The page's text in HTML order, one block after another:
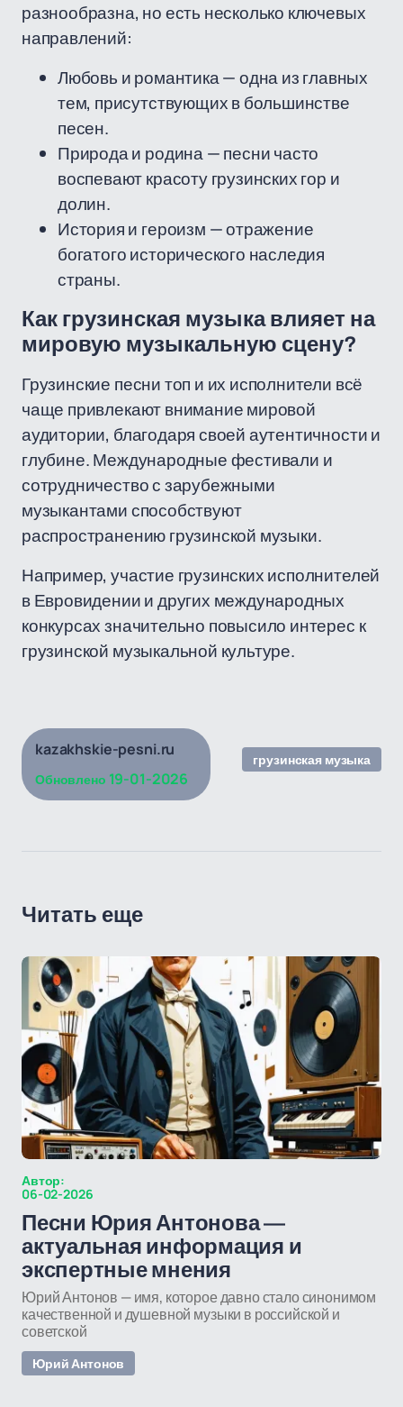
разнообразна, но есть несколько ключевых
направлений:
Любовь и романтика — одна из главных
тем, присутствующих в большинстве
песен.
Природа и родина — песни часто
воспевают красоту грузинских гор и
долин.
История и героизм — отражение
богатого исторического наследия
страны.
Как грузинская музыка влияет на
мировую музыкальную сцену?
Грузинские песни топ и их исполнители всё
чаще привлекают внимание мировой
аудитории, благодаря своей аутентичности и
глубине. Международные фестивали и
сотрудничество с зарубежными
музыкантами способствуют
распространению грузинской музыки.
Например, участие грузинских исполнителей
в Евровидении и других международных
конкурсах значительно повысило интерес к
грузинской музыкальной культуре.
kazakhskie-pesni.ru
Обновлено 19-01-2026
грузинская музыка
Читать еще
Автор:
06-02-2026
Песни Юрия Антонова —
актуальная информация и
экспертные мнения
Юрий Антонов — имя, которое давно стало синонимом
качественной и душевной музыки в российской и
советской
Юрий Антонов